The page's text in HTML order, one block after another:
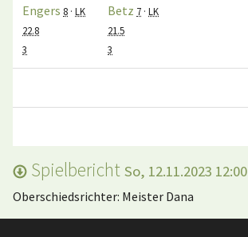
Engers 8 · LK
22.8
3
Betz 7 · LK
21.5
3
Spielbericht So, 12.11.2023 12:00
Oberschiedsrichter: Meister Dana